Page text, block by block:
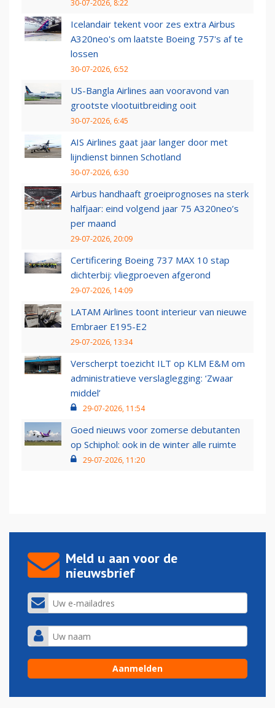
30-07-2026, 8:22
Icelandair tekent voor zes extra Airbus
A320neo's om laatste Boeing 757's af te
lossen
30-07-2026, 6:52
US-Bangla Airlines aan vooravond van
grootste vlootuitbreiding ooit
30-07-2026, 6:45
AIS Airlines gaat jaar langer door met
lijndienst binnen Schotland
30-07-2026, 6:30
Airbus handhaaft groeiprognoses na sterk
halfjaar: eind volgend jaar 75 A320neo’s
per maand
29-07-2026, 20:09
Certificering Boeing 737 MAX 10 stap
dichterbij: vliegproeven afgerond
29-07-2026, 14:09
LATAM Airlines toont interieur van nieuwe
Embraer E195-E2
29-07-2026, 13:34
Verscherpt toezicht ILT op KLM E&M om
administratieve verslaglegging: ‘Zwaar
middel’
29-07-2026, 11:54
Goed nieuws voor zomerse debutanten
op Schiphol: ook in de winter alle ruimte
29-07-2026, 11:20
Meld u aan voor de
nieuwsbrief